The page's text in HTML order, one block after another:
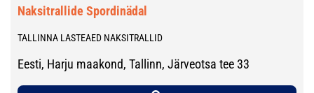
Naksitrallide Spordinädal
TALLINNA LASTEAED NAKSITRALLID
Eesti, Harju maakond, Tallinn, Järveotsa tee 33